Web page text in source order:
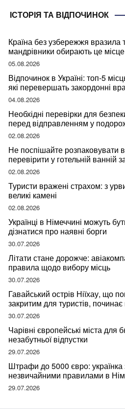
ІСТОРІЯ ТА ВІДПОЧИНОК
Країна без узбережжя вразила
мандрівники обирають це
05.08.2026
Відпочинок в Україні: топ-5
які перевершать закордонні
04.08.2026
Необхідні перевірки для
перед відправленням у
02.08.2026
Не поспішайте розпаковувати
перевірити у готельній ванній
мандрівниці
02.08.2026
Туристи вражені страхом: з
великі камені
02.08.2026
Українці в Німеччині можуть
дізнатися про наявні борги
30.07.2026
Літати стане дорожче:
правила щодо вибору місць
30.07.2026
Гавайський острів Ніїхау, що
закритим для туристів,
відвідувачів
30.07.2026
Чарівні європейські міста для
незабутньої відпустки
29.07.2026
Штрафи до 5000 євро: українка
незвичайними правилами в
правдою
29.07.2026